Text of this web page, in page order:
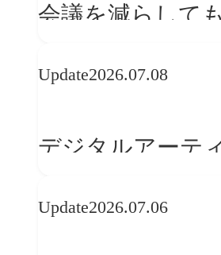
会議を減らして
Update2026.07.08
デジタルアーテ
ークフロー設計
Update2026.07.06